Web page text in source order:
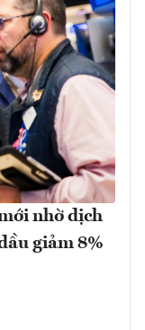
nhờ dịch
giảm 8%